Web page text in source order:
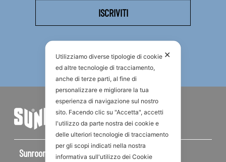
Sunroom S.p.A – Sede Legale
✕
Utilizziamo diverse tipologie di cookie
ed altre tecnologie di tracciamento,
anche di terze parti, al fine di
personalizzare e migliorare la tua
esperienza di navigazione sul nostro
sito. Facendo clic su "Accetta", accetti
l'utilizzo da parte nostra dei cookie e
delle ulteriori tecnologie di tracciamento
per gli scopi indicati nella nostra
informativa sull'utilizzo dei Cookie